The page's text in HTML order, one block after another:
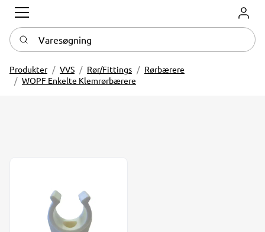
Log
Varesøgning
Produkter VVS Rør/Fittings
Rørbærere
WOPF Enkelte Klemrørbærere